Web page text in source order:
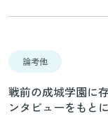
論考他
戦前の成城学園に
ンタビューをもとに